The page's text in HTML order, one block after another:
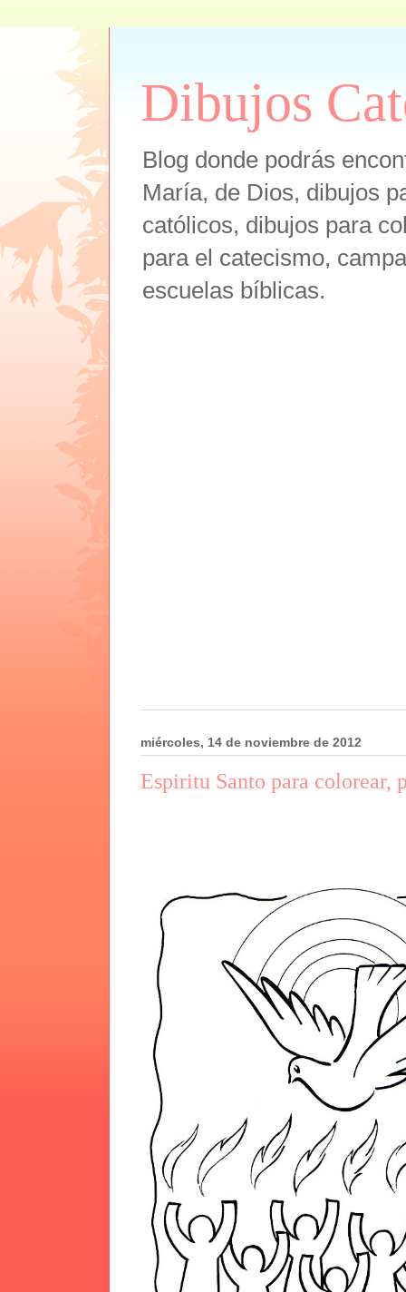
Dibujos
Blog donde podrás
María, de Dios, dibujos
católicos, dibujos para
para el catecismo,
escuelas bíblicas.
miércoles, 14 de noviembre de 2012
Espiritu Santo para colorear,